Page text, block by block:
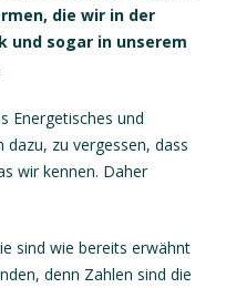
die wir in der
und sogar in unserem
Energetisches und
zu vergessen, dass
wir kennen. Daher
sind wie bereits erwähnt
denn Zahlen sind die